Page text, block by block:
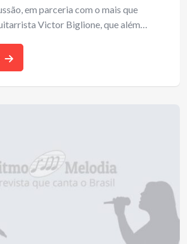
em parceria com o mais que
Victor Biglione, que além…